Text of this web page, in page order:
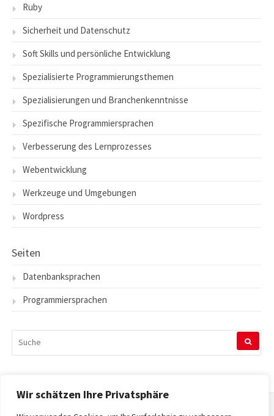
Wir schätzen Ihre Privatsphäre
Ruby
Sicherheit und Datenschutz
Soft Skills und persönliche Entwicklung
Spezialisierte Programmierungsthemen
Spezialisierungen und Branchenkenntnisse
Spezifische Programmiersprachen
Verbesserung des Lernprozesses
Webentwicklung
Werkzeuge und Umgebungen
Wordpress
Seiten
Datenbanksprachen
Programmiersprachen
NACH: